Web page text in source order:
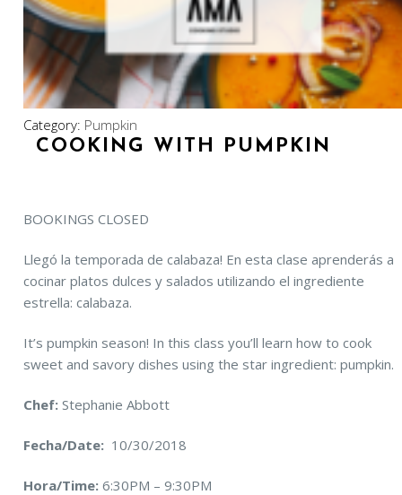
Category: Pumpkin
COOKING WITH PUMPKIN
BOOKINGS CLOSED
Llegó la temporada de calabaza! En esta clase aprenderás a
cocinar platos dulces y salados utilizando el ingrediente
estrella: calabaza.
It’s pumpkin season! In this class you’ll learn how to cook
sweet and savory dishes using the star ingredient: pumpkin.
Chef: Stephanie Abbott
Fecha/Date: 10/30/2018
Hora/Time: 6:30PM – 9:30PM